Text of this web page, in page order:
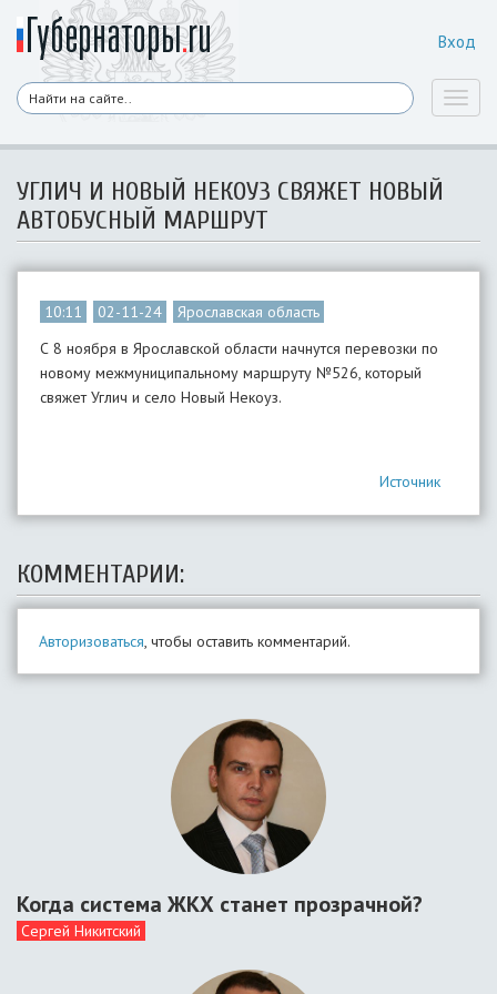
Вход
​УГЛИЧ И НОВЫЙ НЕКОУЗ СВЯЖЕТ НОВЫЙ
АВТОБУСНЫЙ МАРШРУТ
10:11 02-11-24
Ярославская область
С 8 ноября в Ярославской области начнутся перевозки по
новому межмуниципальному маршруту №526, который
свяжет Углич и село Новый Некоуз.
Источник
КОММЕНТАРИИ:
Авторизоваться, чтобы оставить комментарий.
Когда система ЖКХ станет прозрачной?
Сергей Никитский